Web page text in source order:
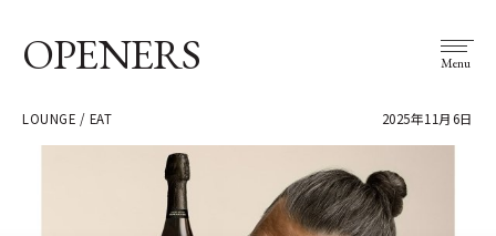
OPENERS Menu
LOUNGE / EAT 2025年11月6日